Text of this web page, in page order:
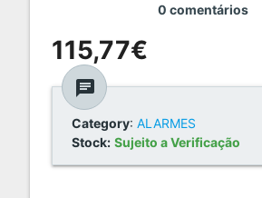
0 comentários
115,77€
chat
Category: ALARMES
Stock: Sujeito a Verificação